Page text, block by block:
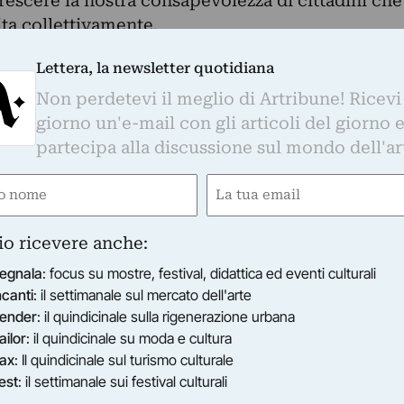
collettivamente.
IMMERSIONI. laboratorio di linguaggi
programma dal 9 al 14 settembre negli spazi
insieme a mare culturale urbano con la
Capaldi. Nucleo di questa prima edizione, la
residenze artistiche che hanno messo al
i cittadini e il loro immaginario: il lavoro
esito della call Indagine Milano con i
non centrali della città; lo spettacolo I
Civile, un lavoro di ricerca tra società e
di Monteverdi; la rassegna dedicata agli
a cura di Audible (Milano Bandita;
Due indagini a confronto); il Premio Carlo
del testo vincitore della call ConTest
sociale per la lotta contro le
dello spettacolo.
Lettera, la newsletter quotidiana
Non perdetevi il meglio di Artribune!
giorno un'e-mail con gli articoli del giorno
partecipa alla discussione sul mondo
Email
ricevere anche:
: focus su mostre, festival, didattica ed eventi culturali
: il settimanale sul mercato dell'arte
: il quindicinale sulla rigenerazione urbana
: il quindicinale su moda e cultura
: Il quindicinale sul turismo culturale
: il settimanale sui festival culturali